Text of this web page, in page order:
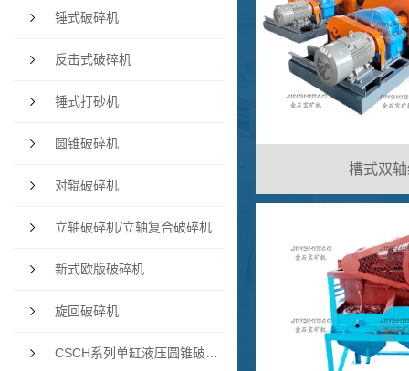
锤式破碎机
反击式破碎机
锤式打砂机
圆锥破碎机
对辊破碎机
立轴破碎机/立轴复合破碎机
新式欧版破碎机
旋回破碎机
槽式双